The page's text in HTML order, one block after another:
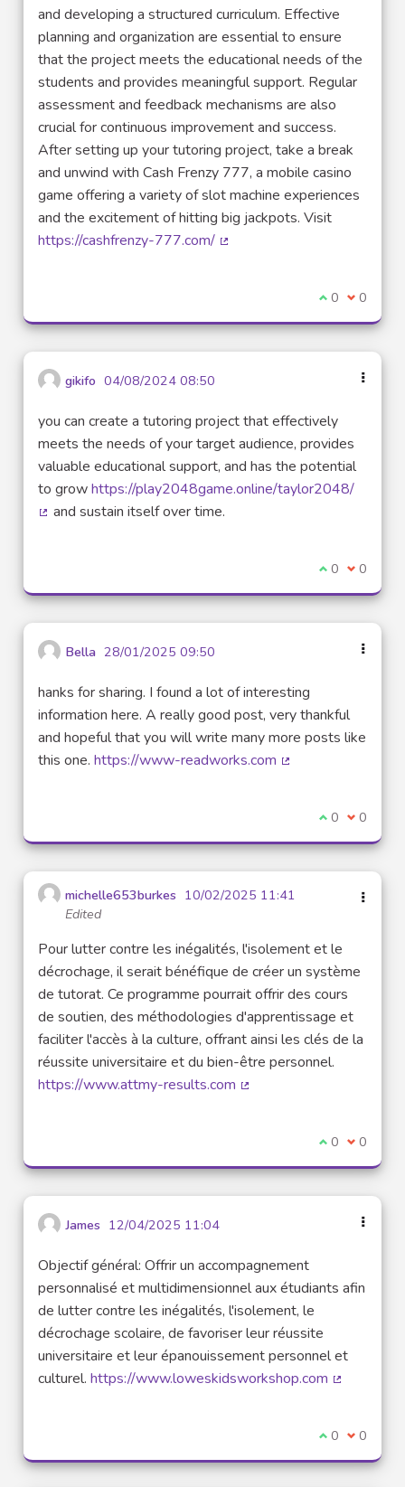
and developing a structured curriculum. Effective
planning and organization are essential to ensure
that the project meets the educational needs of the
students and provides meaningful support. Regular
assessment and feedback mechanisms are also
crucial for continuous improvement and success.
After setting up your tutoring project, take a break
and unwind with Cash Frenzy 777, a mobile casino
game offering a variety of slot machine experiences
and the excitement of hitting big jackpots. Visit
https://cashfrenzy-777.com/
I agree with
0 I 0
gikifo 04/08/2024 08:50
you can create a tutoring project that effectively
meets the needs of your target audience, provides
valuable educational support, and has the potential
to growhttps://play2048game.online/taylor2048/
and sustain itself over time.
I agree with
0 I 0
Bella 28/01/2025 09:50
hanks for sharing. I found a lot of interesting
information here. A really good post, very thankful
and hopeful that you will write many more posts like
this one. https://www-readworks.com
I agree with
0 I 0
michelle653burkes 10/02/2025 11:41
Edited
Pour lutter contre les inégalités, l'isolement et le
décrochage, il serait bénéfique de créer un système
de tutorat. Ce programme pourrait offrir des cours
de soutien, des méthodologies d'apprentissage et
faciliter l'accès à la culture, offrant ainsi les clés de la
réussite universitaire et du bien-être personnel.
https://www.attmy-results.com
I agree with
0 I 0
James 12/04/2025 11:04
Objectif général: Offrir un accompagnement
personnalisé et multidimensionnel aux étudiants afin
de lutter contre les inégalités, l'isolement, le
décrochage scolaire, de favoriser leur réussite
universitaire et leur épanouissement personnel et
culturel. https://www.loweskidsworkshop.com
I agree with
0 I 0